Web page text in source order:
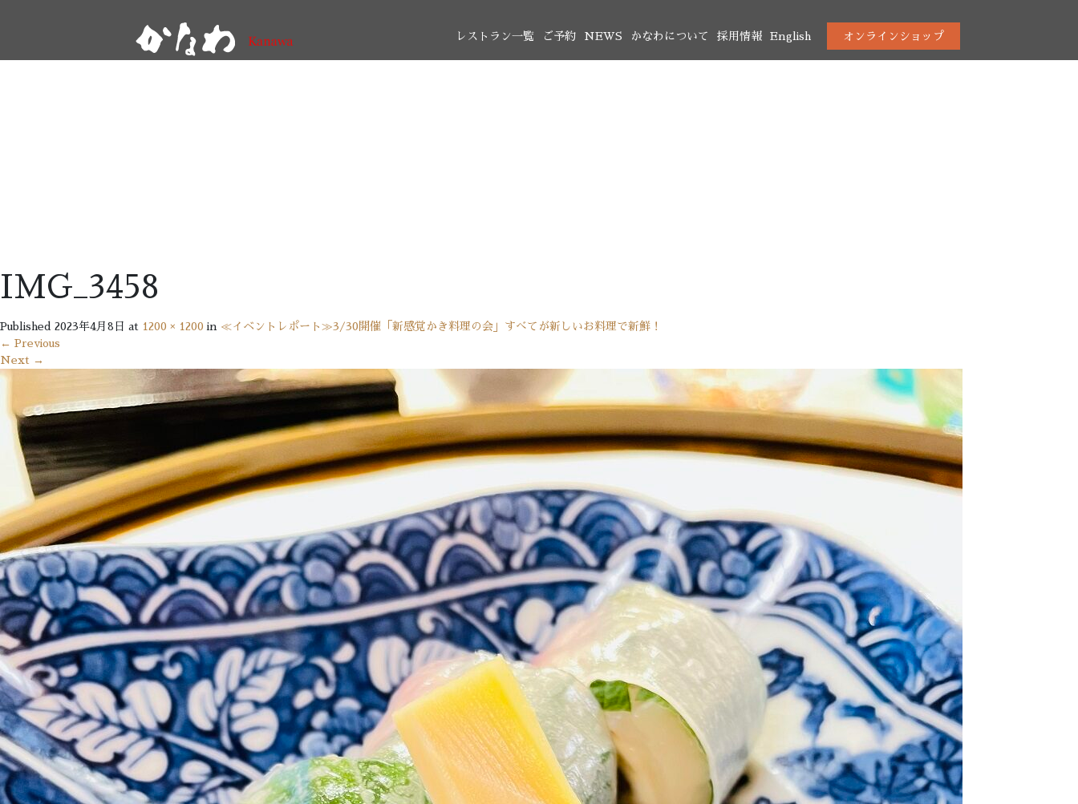
レストラン一覧 ご予約 NEWS かなわについて 採用情報 English オンラインショップ
IMG_3458
Published 2023年4月8日 at 1200 × 1200 in ≪イベントレポート≫3/30開催「新感覚かき料理の会」すべてが新しいお料理で新鮮！
← Previous
Next →